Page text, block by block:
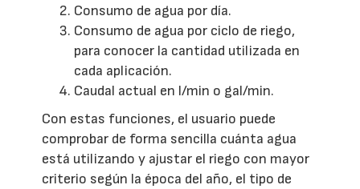
Consumo de agua por día.
Consumo de agua por ciclo de riego,
para conocer la cantidad utilizada en
cada aplicación.
Caudal actual en l/min o gal/min.
Con estas funciones, el usuario puede
comprobar de forma sencilla cuánta agua
está utilizando y ajustar el riego con mayor
criterio según la época del año, el tipo de